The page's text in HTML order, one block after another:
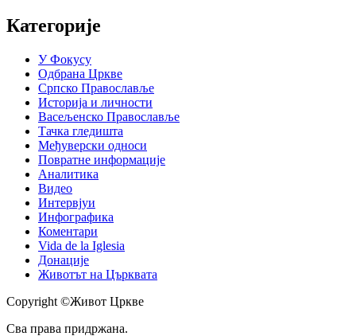
Категорије
У Фокусу
Одбрана Цркве
Српско Православље
Историја и личности
Васељенско Православље
Тачка гледишта
Међуверски односи
Повратне информације
Аналитика
Видео
Интервјуи
Инфографика
Коментари
Vida de la Iglesia
Донације
Животът на Църквата
Copyright ©Живот Цркве
Сва права придржана.